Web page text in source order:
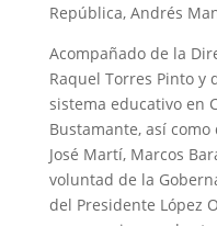
República, Andrés
Acompañado de la
Raquel Torres Pinto y
sistema educativo en
Bustamante, así
José Martí, Marcos
voluntad de la
del Presidente López